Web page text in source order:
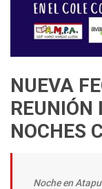
NUEVA
REUNIÓN
NOCHES
Noche en